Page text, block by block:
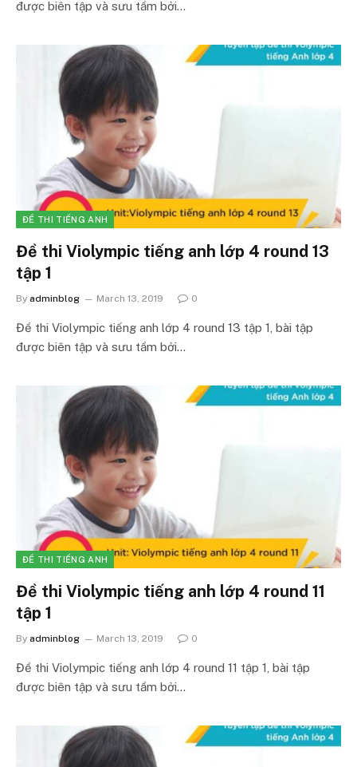
được biên tập và sưu tầm bởi…
ĐỀ THI TIẾNG ANH
Đề thi Violympic tiếng anh lớp 4 round 13
tập 1
By adminblog March 13, 2019 0
Đề thi Violympic tiếng anh lớp 4 round 13 tập 1, bài tập
được biên tập và sưu tầm bởi…
ĐỀ THI TIẾNG ANH
Đề thi Violympic tiếng anh lớp 4 round 11
tập 1
By adminblog March 13, 2019 0
Đề thi Violympic tiếng anh lớp 4 round 11 tập 1, bài tập
được biên tập và sưu tầm bởi…